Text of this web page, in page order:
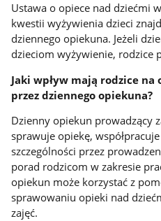
Ustawa o opiece nad dziećmi
kwestii wyżywienia dzieci
dziennego opiekuna. Jeżeli
dzieciom wyżywienie, rodzice
Jaki wpływ mają rodzice
przez dziennego opiekuna?
Dzienny opiekun prowadzący
sprawuje opiekę,
szczególności przez
porad rodzicom w zakresie
opiekun może korzystać z
sprawowaniu opieki nad
zajęć.